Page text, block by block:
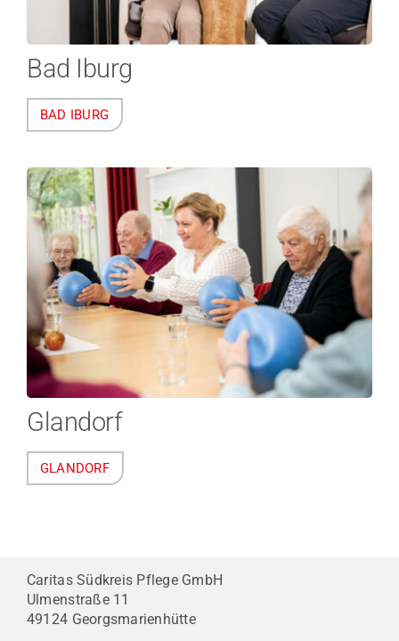
Bad Iburg
BAD IBURG
Glandorf
GLANDORF
Caritas Südkreis Pflege GmbH
Ulmenstraße 11
49124 Georgsmarienhütte